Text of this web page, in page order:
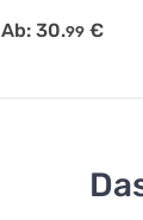
Ab: 30.99 €